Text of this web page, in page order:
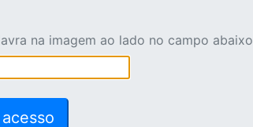
na imagem ao lado no campo abaixo